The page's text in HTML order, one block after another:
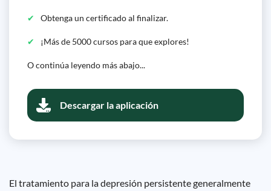
Obtenga un certificado al finalizar.
¡Más de 5000 cursos para que explores!
O continúa leyendo más abajo...
Descargar la aplicación
El tratamiento para la depresión persistente generalmente